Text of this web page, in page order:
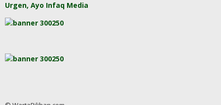
Urgen, Ayo Infaq Media